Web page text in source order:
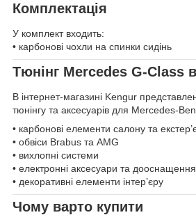
Комплектація
У комплект входить:
• карбонові чохли на спинки сидінь
Тюнінг Mercedes G-Class
В інтернет-магазині Kengur
тюнінгу та аксесуарів для Mercedes-
• карбонові елементи салону та
• обвіси Brabus та AMG
• вихлопні системи
• електронні аксесуари та дооснащення
• декоративні елементи інтер’єру
Чому варто купити